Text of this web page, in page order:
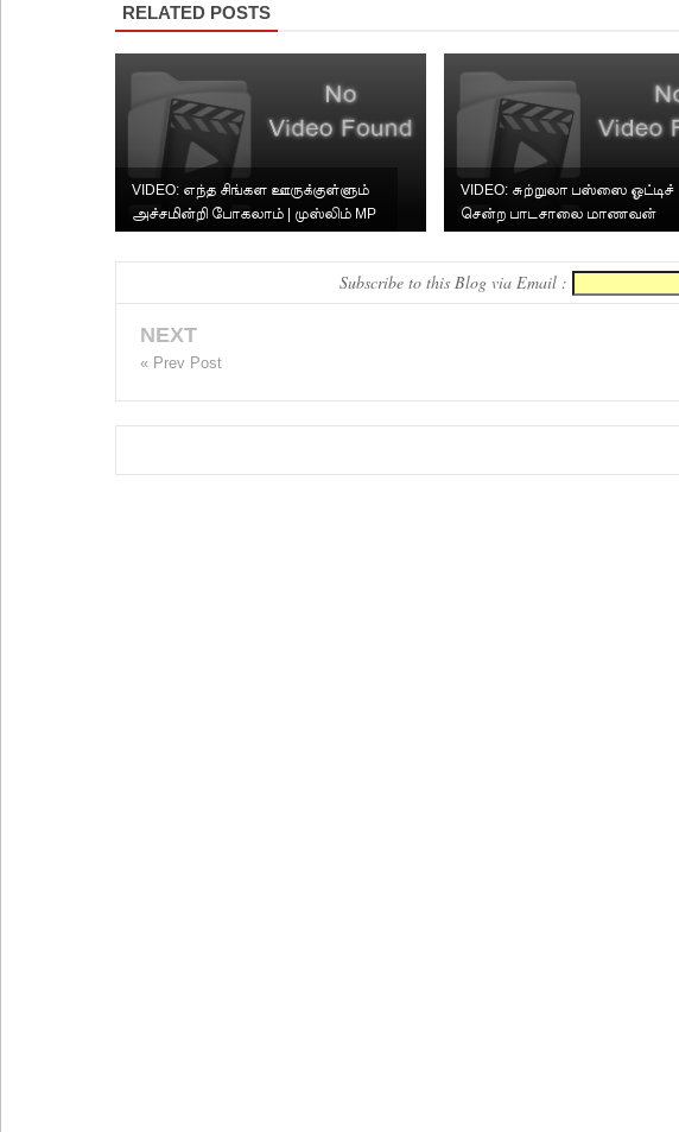
RELATED POSTS
VIDEO: எந்த சிங்கள ஊருக்குள்ளும்
அச்சமின்றி போகலாம் | முஸ்லிம் MP
VIDEO: சுற்றுலா பஸ்ஸை ஓட்டிச்
சென்ற பாடசாலை மாணவன்
Subscribe to this Blog via Email :
NEXT
« Prev Post